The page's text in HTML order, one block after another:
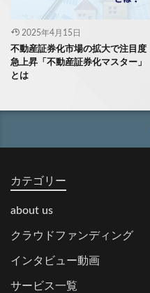
2025年4月15日
不動産証券化市場の拡大で注目度
急上昇「不動産証券化マスター」
とは
カテゴリー
about us
クラウドファンディング
インタビュー動画
サービス一覧